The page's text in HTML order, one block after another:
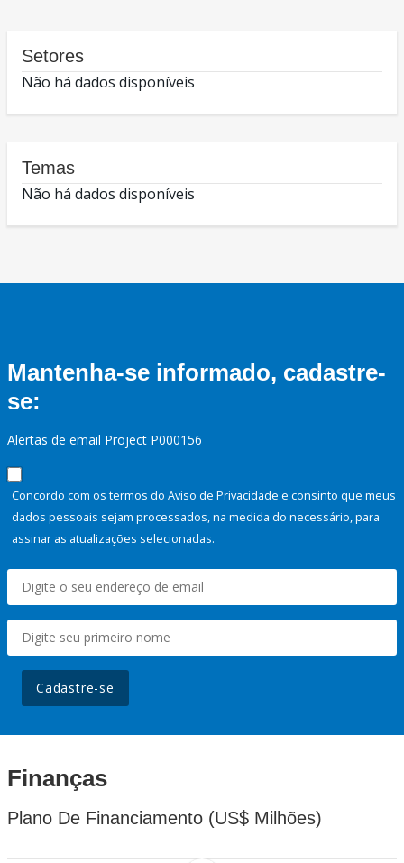
Setores
Não há dados disponíveis
Temas
Não há dados disponíveis
Mantenha-se informado, cadastre-
se:
Alertas de email Project P000156
Concordo com os termos do Aviso de Privacidade e consinto que meus
dados pessoais sejam processados, na medida do necessário, para
assinar as atualizações selecionadas.
Cadastre-se
Finanças
Plano De Financiamento (US$ Milhões)